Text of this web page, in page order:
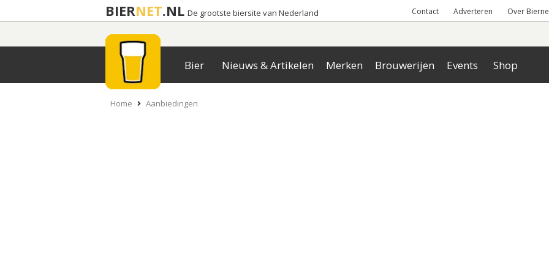
BIERNET.NL De grootste biersite van Nederland Contact Adverteren Over
Bier Nieuws & Artikelen Merken Brouwerijen Events Shop
Home Aanbiedingen